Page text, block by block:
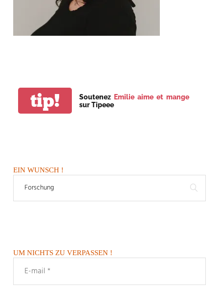
tip! Soutenez Emilie aime et mange
sur Tipeee
EIN WUNSCH !
UM NICHTS ZU VERPASSEN !